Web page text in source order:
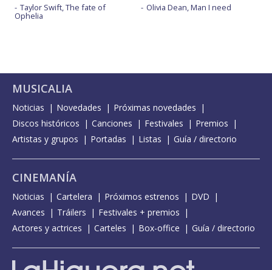
Taylor Swift, The fate of
Ophelia
Olivia Dean, Man I need
MUSICALIA
Noticias Novedades
Próximas novedades
Discos históricos
Canciones Festivales
Premios
Artistas y grupos
Portadas Listas Guía / directorio
CINEMANÍA
Noticias Cartelera Próximos estrenos
DVD
Avances
Tráilers
Festivales + premios
Actores y actrices
Carteles Box-office Guía / directorio